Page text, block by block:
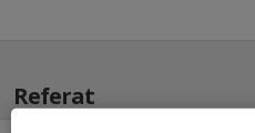
Referat